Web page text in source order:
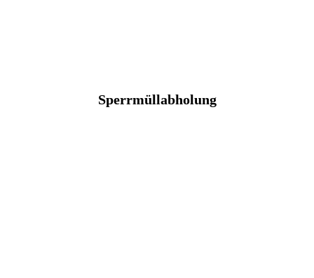
Sperrmüllabholung